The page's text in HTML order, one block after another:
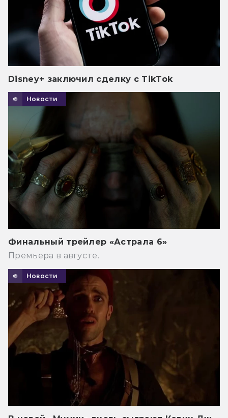
Disney+ заключил сделку с TikTok
Новости
Финальный трейлер «Астрала 6»
Премьера в августе.
Новости